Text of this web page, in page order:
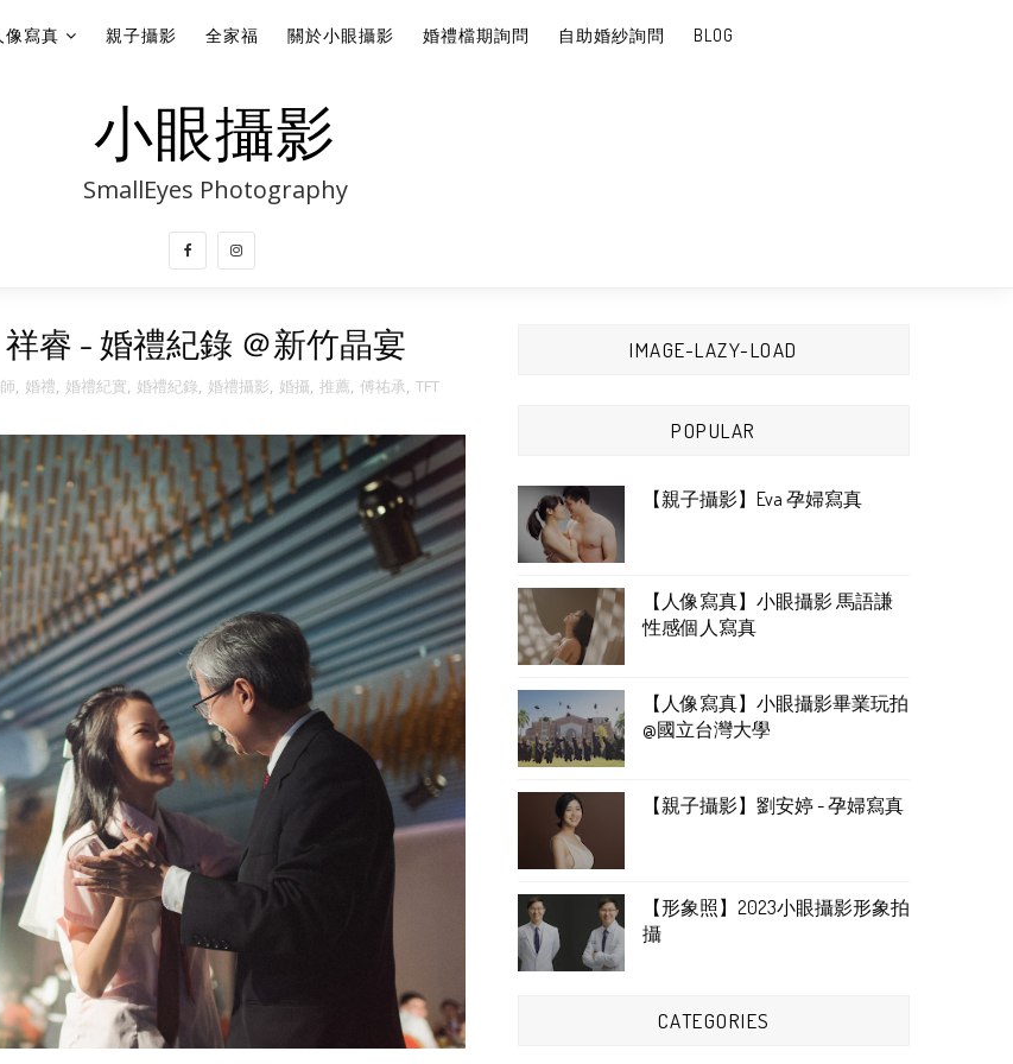
像寫真 親子攝影 全家福 關於小眼攝影 婚禮檔期詢問 自助婚紗詢問 BLOG
小眼攝影
SmallEyes Photography
睿 - 婚禮紀錄 ＠新竹晶宴
, 婚禮, 婚禮紀實, 婚禮紀錄, 婚禮攝影, 婚攝, 推薦, 傅祐承, TFT
IMAGE-LAZY-LOAD
POPULAR
【親子攝影】Eva 孕婦寫真
【人像寫真】小眼攝影 馬語謙
性感個人寫真
【人像寫真】小眼攝影畢業玩拍
@國立台灣大學
【親子攝影】劉安婷 - 孕婦寫真
【形象照】2023小眼攝影形象拍
攝
CATEGORIES